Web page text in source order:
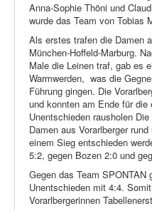
Anna-Sophie Thöni und
wurde das Team von Tobias
Als erstes trafen die Damen
München-Hoffeld-Marburg.
Male die Leinen traf, gab es
Warmwerden, was die
Führung gingen. Die
und konnten am Ende für
Unentschieden rausholen
Damen aus Vorarlberger
einem Sieg entschieden
5:2, gegen Bozen 2:0 und
Gegen das Team SPONTAN
Unentschieden mit 4:4.
Vorarlbergerinnen